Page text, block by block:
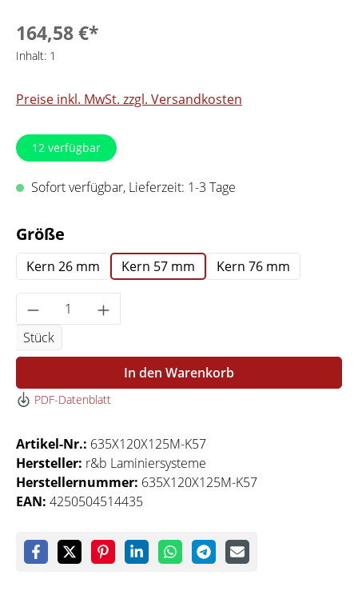
164,58 €*
Inhalt: 1
Preise inkl. MwSt. zzgl. Versandkosten
12 verfügbar
Sofort verfügbar, Lieferzeit: 1-3 Tage
Größe
Kern 26 mm Kern 57 mm Kern 76 mm
Produkt Anzahl: Gib den gewünschten
Stück
In den Warenkorb
PDF-Datenblatt
Artikel-Nr.: 635X120X125M-K57
Hersteller: r&b Laminiersysteme
Herstellernummer: 635X120X125M-K57
EAN: 4250504514435